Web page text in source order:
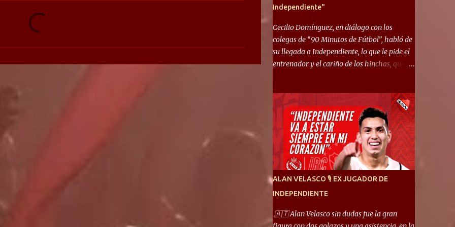
Independiente"
Cecilio Domínguez, en diálogo con los
colegas de “90 Minutos de Fútbol”, habló de
su llegada a Independiente, lo que le pide el
entrenador y el cariño de los hinchas, que se
ayuda a que me adapte rápidamente, soy un
hombre alegre y abierto. Creo que lo estoy
haciendo muy bien. Cuando llegué, llegué a
un Independiente que juega muy dinámico y
me gusta mucho. Me favorece por la forma
de jugar mía y eso también ayudó a que me
adapte”. “Me siento mejor por izquierda,
pero me gusta mucho jugar de 9, y juego sin
problemas por derecha también. Jugar de 9
y de extremo por izquierda es diferente. A mi
me gusta jugar por fuera, porque tengo mas
ALAN VELASCO 🎙 EX JUGADOR DE
INDEPENDIENTE
🇦🇹 Alan Velasco sin dudas fue la gran